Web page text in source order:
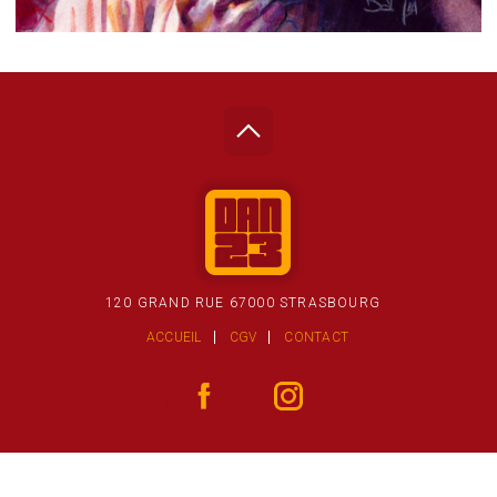
120 GRAND RUE 67000 STRASBOURG
ACCUEIL CGV CONTACT